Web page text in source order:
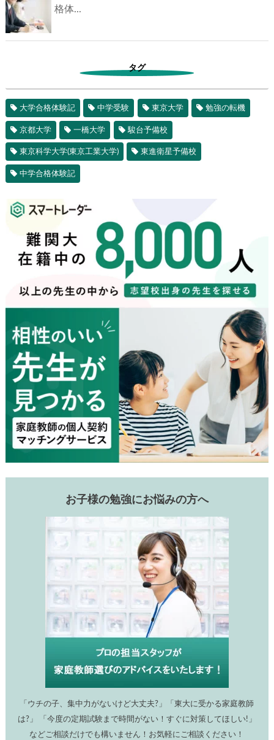
格体...
タグ
大学合格体験記 中学受験 東京大学 勉強の転機
京都大学 一橋大学 駿台予備校
東京科学大学(東京工業大学) 東進衛星予備校
中学合格体験記
お子様の勉強にお悩みの方へ
「ウチの子、集中力がないけど大丈夫?」「東大に受かる家庭教師
は?」 「今度の定期試験まで時間がない！すぐに対策してほしい!」
などご相談だけでも構いません！お気軽にご相談ください！